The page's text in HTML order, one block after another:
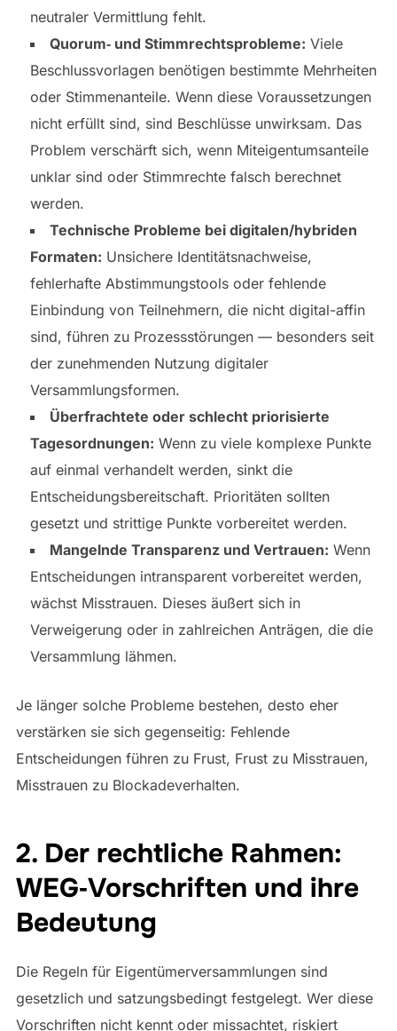
neutraler Vermittlung fehlt.
Quorum‑ und Stimmrechtsprobleme: Viele
Beschlussvorlagen benötigen bestimmte Mehrheiten
oder Stimmenanteile. Wenn diese Voraussetzungen
nicht erfüllt sind, sind Beschlüsse unwirksam. Das
Problem verschärft sich, wenn Miteigentumsanteile
unklar sind oder Stimmrechte falsch berechnet
werden.
Technische Probleme bei digitalen/hybriden
Formaten: Unsichere Identitätsnachweise,
fehlerhafte Abstimmungstools oder fehlende
Einbindung von Teilnehmern, die nicht digital-affin
sind, führen zu Prozessstörungen — besonders seit
der zunehmenden Nutzung digitaler
Versammlungsformen.
Überfrachtete oder schlecht priorisierte
Tagesordnungen: Wenn zu viele komplexe Punkte
auf einmal verhandelt werden, sinkt die
Entscheidungsbereitschaft. Prioritäten sollten
gesetzt und strittige Punkte vorbereitet werden.
Mangelnde Transparenz und Vertrauen: Wenn
Entscheidungen intransparent vorbereitet werden,
wächst Misstrauen. Dieses äußert sich in
Verweigerung oder in zahlreichen Anträgen, die die
Versammlung lähmen.
Je länger solche Probleme bestehen, desto eher
verstärken sie sich gegenseitig: Fehlende
Entscheidungen führen zu Frust, Frust zu Misstrauen,
Misstrauen zu Blockadeverhalten.
2. Der rechtliche Rahmen:
WEG‑Vorschriften und ihre
Bedeutung
Die Regeln für Eigentümerversammlungen sind
gesetzlich und satzungsbedingt festgelegt. Wer diese
Vorschriften nicht kennt oder missachtet, riskiert